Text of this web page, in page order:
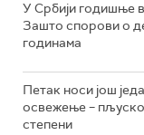
У Србији годишње
Зашто спорови о
годинама
Петак носи још
освежење –
степени